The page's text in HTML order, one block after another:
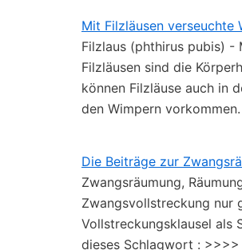
Mit Filzläusen verseuchte
Filzlaus (phthirus pubis) -
Filzläusen sind die
können Filzläuse auch in
den Wimpern
Die Beiträge zur
Zwangsräumung,
Zwangsvollstreckung nur
Vollstreckungsklausel als
dieses Schlagwort :